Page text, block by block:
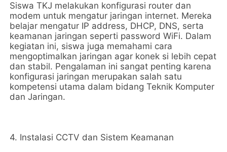
Siswa TKJ melakukan konfigurasi router dan
modem untuk mengatur jaringan internet. Mereka
belajar mengatur IP address, DHCP, DNS, serta
keamanan jaringan seperti password WiFi. Dalam
kegiatan ini, siswa juga memahami cara
mengoptimalkan jaringan agar konek si lebih cepat
dan stabil. Pengalaman ini sangat penting karena
konfigurasi jaringan merupakan salah satu
kompetensi utama dalam bidang Teknik Komputer
dan Jaringan.
4. Instalasi CCTV dan Sistem Keamanan